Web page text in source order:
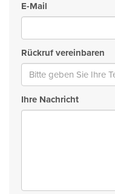
E-Mail
Rückruf vereinbaren
Ihre Nachricht